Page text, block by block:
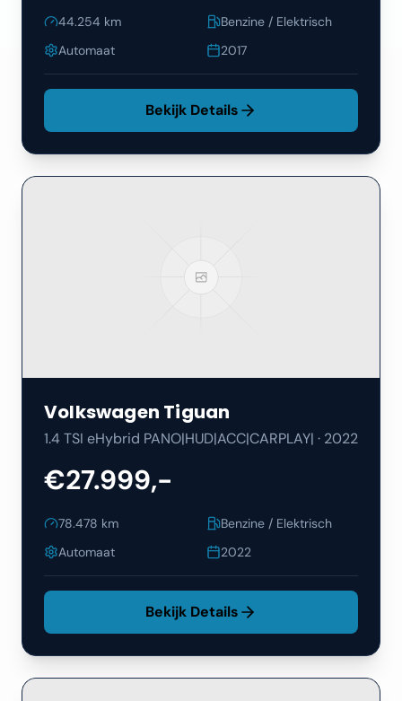
44.254 km
Benzine / Elektrisch
Automaat
2017
Bekijk Details
Volkswagen Tiguan
1.4 TSI eHybrid PANO|HUD|ACC|CARPLAY| · 2022
€27.999,-
78.478 km
Benzine / Elektrisch
Automaat
2022
Bekijk Details